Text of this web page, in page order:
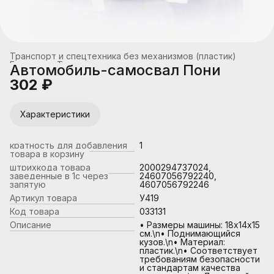
Транспорт и спецтехника без механизмов (пластик)
Транспорт
Главная
Автомобиль-самосвал Пони
302 ₽
Характеристики
кратность для добавления
товара в корзину
1
штрихкода товара
заведенные в 1с через
запятую
2000294737024,
24607056792240,
4607056792246
Артикул товара
У419
Код товара
033131
Описание
• Размеры машины: 18х14х15
см.\n• Поднимающийся
кузов.\n• Материал:
пластик.\n• Соответствует
требованиям безопасности
и стандартам качества